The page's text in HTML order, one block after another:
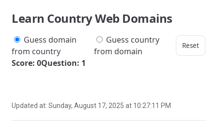
Learn Country Web Domains
Guess domain
from country
Guess country
from domain
Reset
Score: 0Question: 1
Updated at: Sunday, August 17, 2025 at 10:27:11 PM